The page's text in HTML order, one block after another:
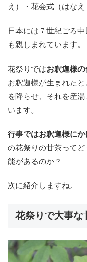
え）・花会式（はな
日本には７世紀ごろ
も親しまれています。
花祭りではお釈迦様
お釈迦様が生まれた
を降らせ、それを産
います。
行事ではお釈迦様に
の花祭りの甘茶って
能があるのか？
次に紹介しますね。
花祭りで大事な